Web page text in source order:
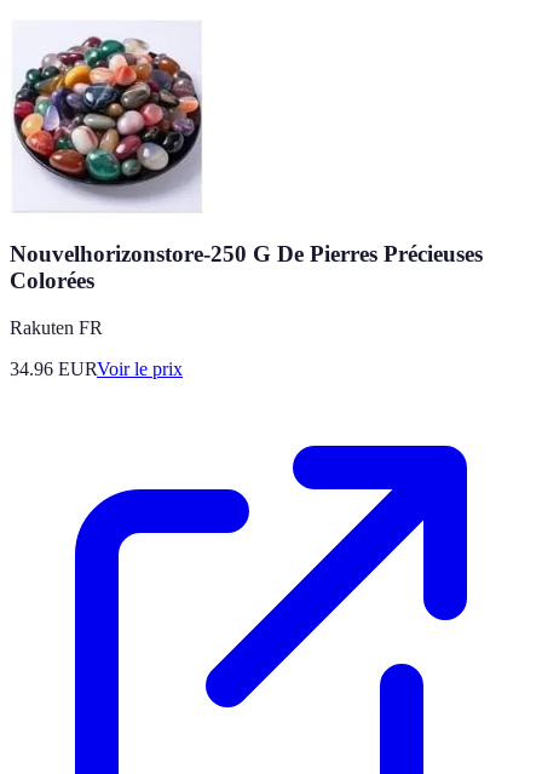
Nouvelhorizonstore-250 G De Pierres Précieuses
Colorées
Rakuten FR
34.96 EURVoir le prix